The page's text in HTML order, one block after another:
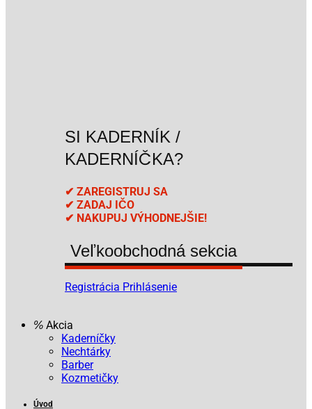
SI KADERNÍK /
KADERNÍČKA?
✔ ZAREGISTRUJ SA
✔ ZADAJ IČO
✔ NAKUPUJ VÝHODNEJŠIE!
Veľkoobchodná sekcia
Registrácia Prihlásenie
Akcia
Kaderníčky
Nechtárky
Barber
Kozmetičky
Úvod